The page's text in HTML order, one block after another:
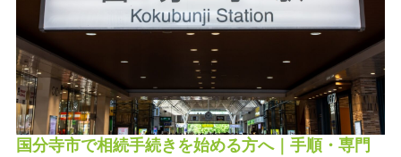
国分寺市で相続手続きを始める方へ｜手順・専門